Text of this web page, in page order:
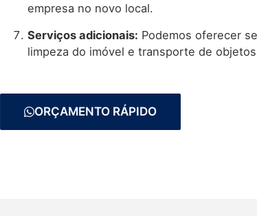
empresa no novo local.
Serviços adicionais: Podemos oferecer
limpeza do imóvel e transporte de
ORÇAMENTO RÁPIDO